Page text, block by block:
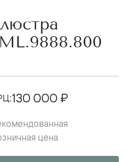
130 000 ₽
цена